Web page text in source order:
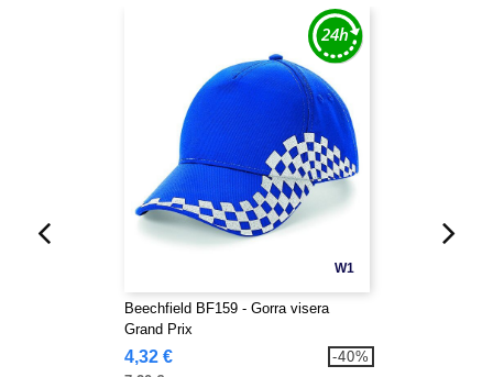
W1
Beechfield BF159 - Gorra visera
Grand Prix
4,32 € -40%